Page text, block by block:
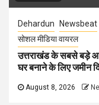
Dehardun Newsbeat
सोशल मीडिया वायरल
उत्तराखंड के सबसे बड़े
घर बनाने के लिए जमीन
August 8, 2026